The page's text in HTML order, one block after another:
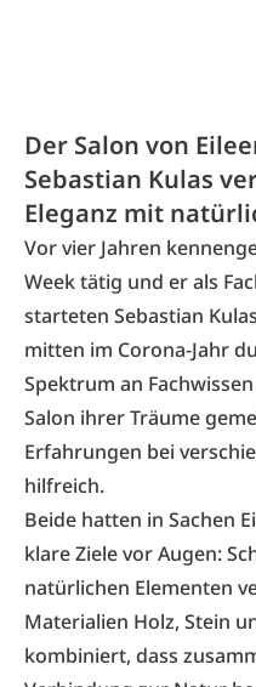
Der Salon von
Sebastian Kulas
Eleganz mit
Vor vier Jahren
Week tätig und er als
starteten Sebastian
mitten im Corona-Jahr
Spektrum an
Salon ihrer Träume
Erfahrungen bei
hilfreich.
Beide hatten in Sachen
klare Ziele vor Augen:
natürlichen Elementen
Materialien Holz, Stein
kombiniert, dass